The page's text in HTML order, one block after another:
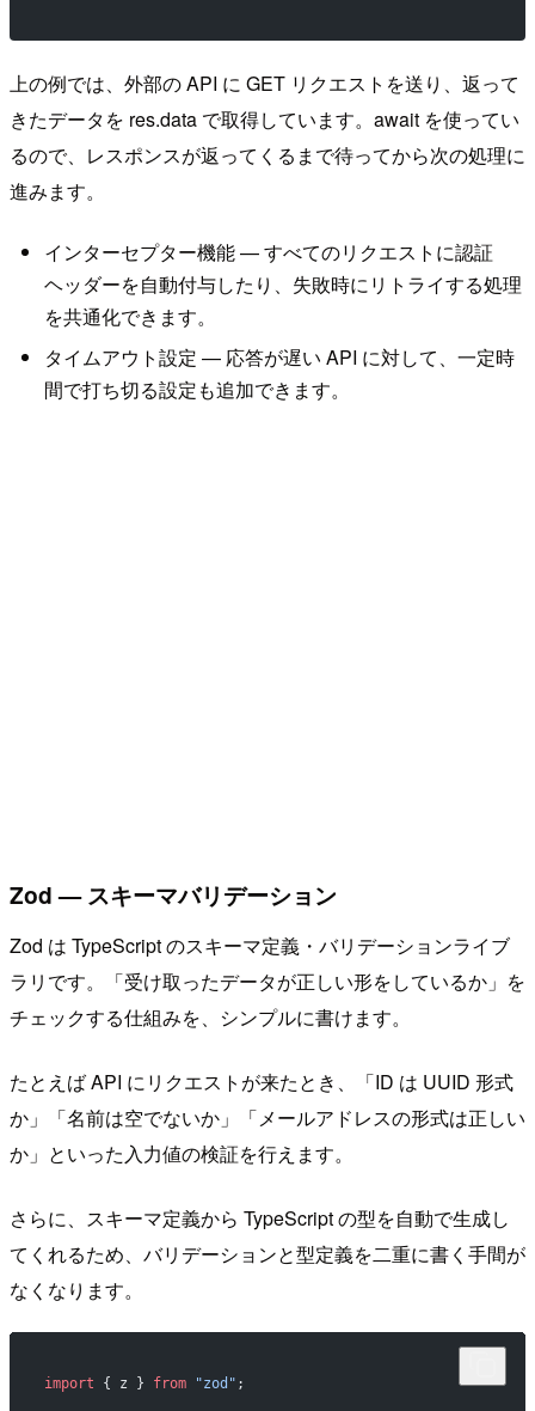
上の例では、外部の API に GET リクエストを送り、返って
きたデータを res.data で取得しています。await を使ってい
るので、レスポンスが返ってくるまで待ってから次の処理に
進みます。
インターセプター機能 — すべてのリクエストに認証
ヘッダーを自動付与したり、失敗時にリトライする処理
を共通化できます。
タイムアウト設定 — 応答が遅い API に対して、一定時
間で打ち切る設定も追加できます。
Zod — スキーマバリデーション
Zod は TypeScript のスキーマ定義・バリデーションライブ
ラリです。「受け取ったデータが正しい形をしているか」を
チェックする仕組みを、シンプルに書けます。
たとえば API にリクエストが来たとき、「ID は UUID 形式
か」「名前は空でないか」「メールアドレスの形式は正しい
か」といった入力値の検証を行えます。
さらに、スキーマ定義から TypeScript の型を自動で生成し
てくれるため、バリデーションと型定義を二重に書く手間が
なくなります。
import { z } from "zod" ;